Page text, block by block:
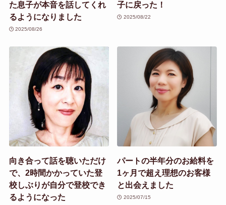
た息子が本音を話してくれ
るようになりました
2025/08/26
子に戻った！
2025/08/22
向き合って話を聴いただけ
で、2時間かかっていた登
校しぶりが自分で登校でき
るようになった
パートの半年分のお給料を
1ヶ月で超え理想のお客様
と出会えました
2025/07/15